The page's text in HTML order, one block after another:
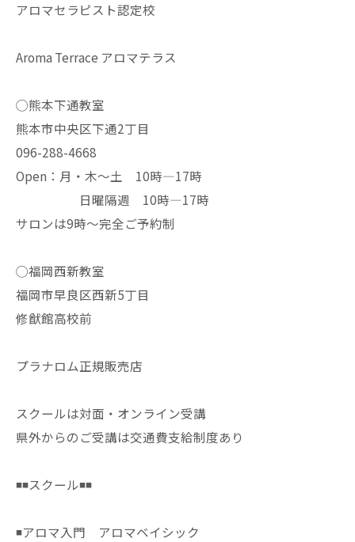
アロマセラピスト認定校
Aroma Terrace アロマテラス
◯熊本下通教室
熊本市中央区下通2丁目
096-288-4668
Open：月・木〜土 10時—17時
日曜隔週 10時—17時
サロンは9時〜完全ご予約制
◯福岡西新教室
福岡市早良区西新5丁目
修猷館高校前
プラナロム正規販売店
スクールは対面・オンライン受講
県外からのご受講は交通費支給制度あり
◾️◾️スクール◾️◾️
◾️アロマ入門 アロマベイシック